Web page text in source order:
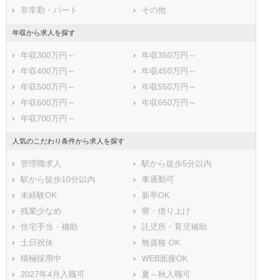
非常勤・パート
その他
年収から求人を探す
年収300万円～
年収350万円～
年収400万円～
年収450万円～
年収500万円～
年収550万円～
年収600万円～
年収650万円～
年収700万円～
人気のこだわり条件から求人を探す
管理職求人
駅から徒歩5分以内
駅から徒歩10分以内
車通勤可
未経験OK
新卒OK
残業少なめ
寮・借り上げ
住宅手当・補助
託児所・育児補助
土日祝休
無資格 OK
積極採用中
WEB面接OK
2027年4月入職可
夏～秋入職可